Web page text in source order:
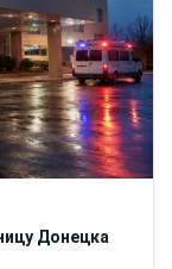
Донецка